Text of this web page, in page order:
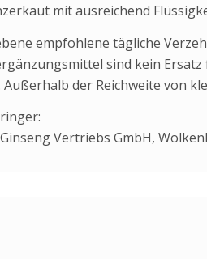
mit ausreichend
empfohlene tägliche
sind kein
der Reichweite von
Vertriebs GmbH,